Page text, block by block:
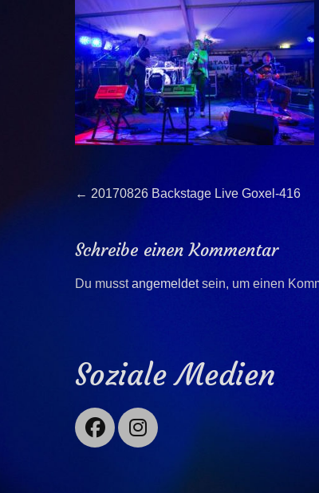
Beitragsnavigation
← Previous
20170826 Backstage Live Goxel-416
Schreibe einen Kommentar
Du musstangemeldetsein, um einen
Soziale Medien
Facebook
Instagram